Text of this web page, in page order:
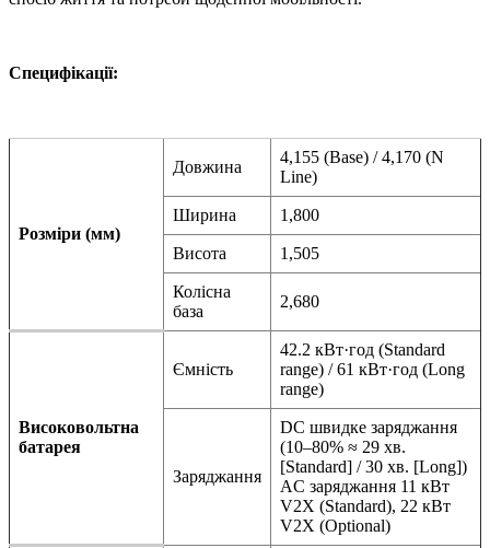
Специфікації:
Розміри (мм)
Довжина
4,155 (Base) / 4,170 (N
Line)
Ширина 1,800
Висота 1,505
Колісна
база
2,680
Високовольтна
батарея
Ємність
42.2 кВт·год (Standard
range) / 61 кВт·год (Long
range)
Заряджання
DC швидке заряджання
(10–80% ≈ 29 хв.
[Standard] / 30 хв. [Long])
AC заряджання 11 кВт
V2X (Standard), 22 кВт
V2X (Optional)